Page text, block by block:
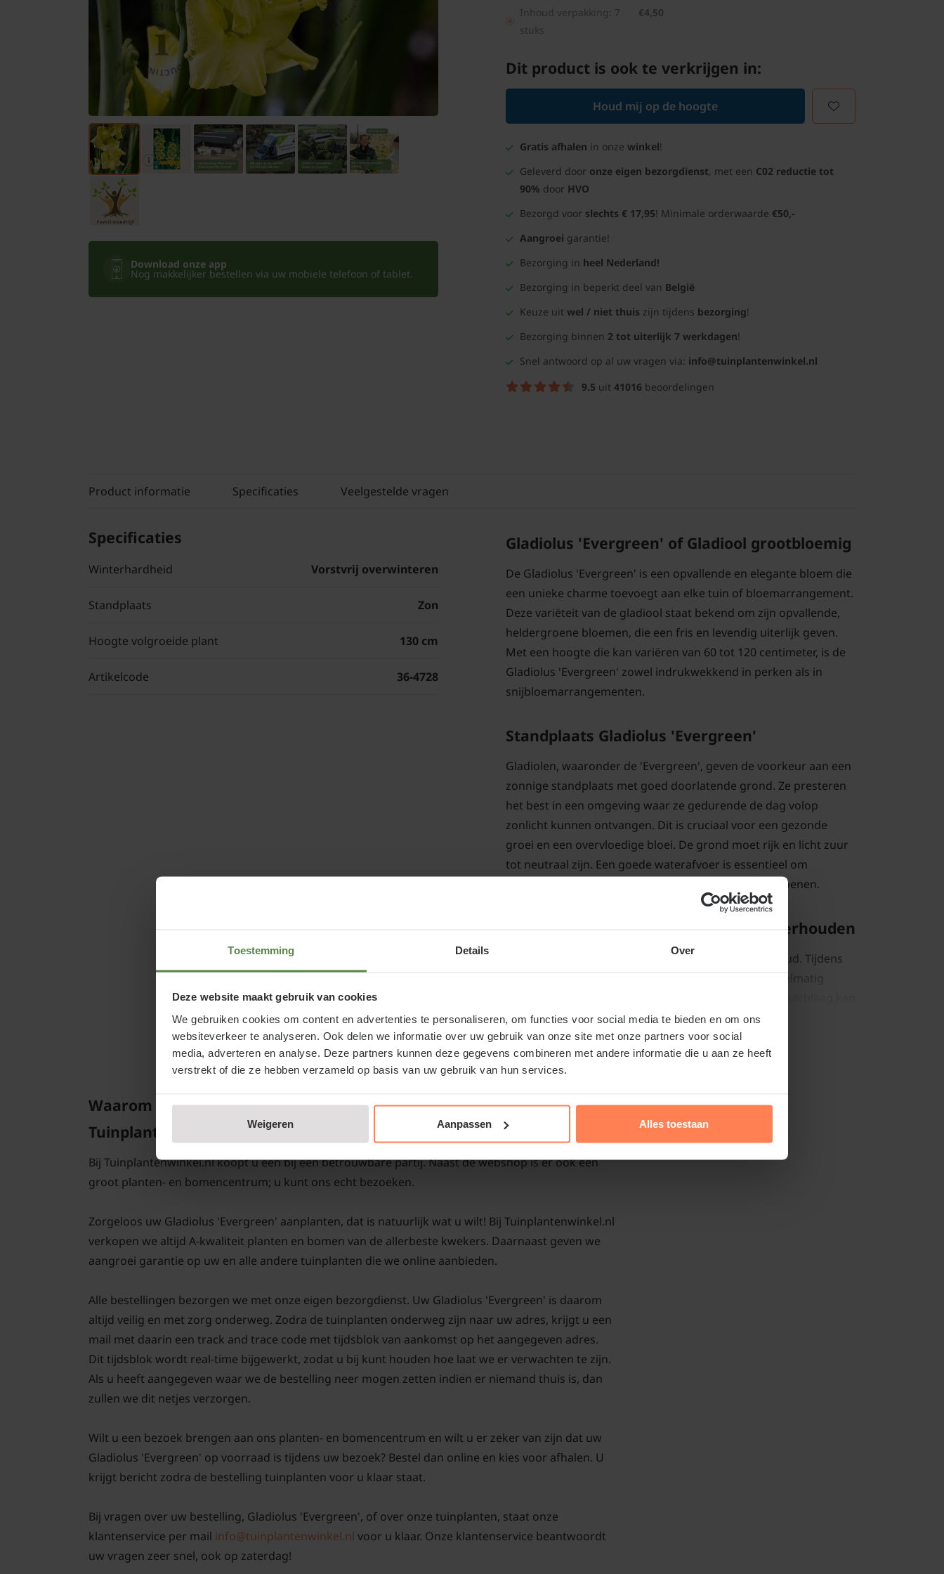
Toestemming Details Over
Deze website maakt gebruik van cookies
We gebruiken cookies om content en advertenties te personaliseren, om functies voor social media te bieden en om ons
websiteverkeer te analyseren. Ook delen we informatie over uw gebruik van onze site met onze partners voor social
media, adverteren en analyse. Deze partners kunnen deze gegevens combineren met andere informatie die u aan ze heeft
verstrekt of die ze hebben verzameld op basis van uw gebruik van hun services.
Weigeren Aanpassen Alles toestaan
Leibomen
Bloembollen
Tuinbenodigdheden
Kamerplanten
Bloempotten
Download onze app
Nog makkelijker bestellen via uw mobiele telefoon of tablet.
Inhoud verpakking: 7
stuks
€4,50
Dit product is ook te verkrijgen in:
Houd mij op de hoogte
Gratis afhalen in onze winkel!
Geleverd door onze eigen bezorgdienst, met een C02 reductie tot
90% door HVO
Bezorgd voor slechts € 17,95! Minimale orderwaarde €50,-
Aangroei garantie!
Bezorging in heel Nederland!
Bezorging in beperkt deel van België
Keuze uit wel / niet thuis zijn tijdens bezorging!
Bezorging binnen 2 tot uiterlijk 7 werkdagen!
Snel antwoord op al uw vragen via: info@tuinplantenwinkel.nl
9.5 uit 41016 beoordelingen
Product informatie Specificaties Veelgestelde vragen
Specificaties
Winterhardheid Vorstvrij overwinteren
Standplaats Zon
Hoogte volgroeide plant 130 cm
Artikelcode 36-4728
Gladiolus 'Evergreen' of Gladiool grootbloemig
De Gladiolus 'Evergreen' is een opvallende en elegante bloem die
een unieke charme toevoegt aan elke tuin of bloemarrangement.
Deze variëteit van de gladiool staat bekend om zijn opvallende,
heldergroene bloemen, die een fris en levendig uiterlijk geven.
Met een hoogte die kan variëren van 60 tot 120 centimeter, is de
Gladiolus 'Evergreen' zowel indrukwekkend in perken als in
snijbloemarrangementen.
Standplaats Gladiolus 'Evergreen'
Gladiolen, waaronder de 'Evergreen', geven de voorkeur aan een
zonnige standplaats met goed doorlatende grond. Ze presteren
het best in een omgeving waar ze gedurende de dag volop
zonlicht kunnen ontvangen. Dit is cruciaal voor een gezonde
groei en een overvloedige bloei. De grond moet rijk en licht zuur
tot neutraal zijn. Een goede waterafvoer is essentieel om
wortelrot te voorkomen, vooral in regenachtige seizoenen.
Gladiolus 'Evergreen' snoeien en onderhouden
Gladiolus 'Evergreen' vereist relatief weinig onderhoud. Tijdens
het groeiseizoen is het belangrijk om de planten regelmatig
helpen om de vochtigheid van de grond te behouden en
onkruidgroei te verminderen. Wat betreft het snoeien, het is aan
te raden om uitgebloeide bloemen te verwijderen om de plant
aan te moedigen meer energie in de ontwikkeling van nieuwe
echter gemakkelijk vorstvrij bewaren en deze in het volgende
voorjaar weer terug planten.
De bol van deze zomerbloeier haalt u daarvoor in de herfst in zijn
geheel uit de grond. Knip de stelen van de plant terug tot
ongeveer 10 centimeter vanaf de bol. Haal het overtollige zand
koele en donkere ruimte. Denk bijvoorbeeld aan een
onverwarmde schuur of garage.
Lees meer
Waarom Gladiolus 'Evergreen' kopen of kopen bij
Tuinplantenwinkel.nl
Bij Tuinplantenwinkel.nl koopt u een bij een betrouwbare partij. Naast de webshop is er ook een
groot planten- en bomencentrum; u kunt ons echt bezoeken.
Zorgeloos uw Gladiolus 'Evergreen' aanplanten, dat is natuurlijk wat u wilt! Bij Tuinplantenwinkel.nl
verkopen we altijd A-kwaliteit planten en bomen van de allerbeste kwekers. Daarnaast geven we
aangroei garantie op uw en alle andere tuinplanten die we online aanbieden.
Alle bestellingen bezorgen we met onze eigen bezorgdienst. Uw Gladiolus 'Evergreen' is daarom
altijd veilig en met zorg onderweg. Zodra de tuinplanten onderweg zijn naar uw adres, krijgt u een
mail met daarin een track and trace code met tijdsblok van aankomst op het aangegeven adres.
Dit tijdsblok wordt real-time bijgewerkt, zodat u bij kunt houden hoe laat we er verwachten te zijn.
Als u heeft aangegeven waar we de bestelling neer mogen zetten indien er niemand thuis is, dan
zullen we dit netjes verzorgen.
Wilt u een bezoek brengen aan ons planten- en bomencentrum en wilt u er zeker van zijn dat uw
Gladiolus 'Evergreen' op voorraad is tijdens uw bezoek? Bestel dan online en kies voor afhalen. U
krijgt bericht zodra de bestelling tuinplanten voor u klaar staat.
Bij vragen over uw bestelling, Gladiolus 'Evergreen', of over onze tuinplanten, staat onze
klantenservice per mail info@tuinplantenwinkel.nl voor u klaar. Onze klantenservice beantwoordt
uw vragen zeer snel, ook op zaterdag!